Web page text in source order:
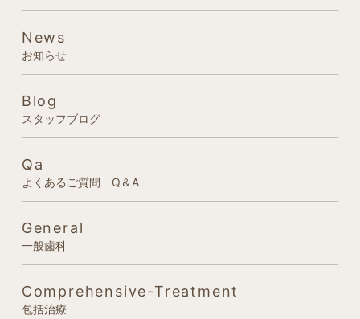
News
お知らせ
Blog
スタッフブログ
Qa
よくあるご質問 Q＆A
General
一般歯科
Comprehensive-Treatment
包括治療